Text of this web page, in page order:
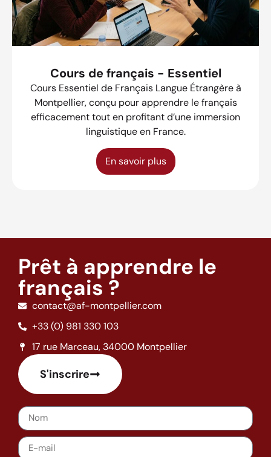
Cours de français - Essentiel
Cours Essentiel de Français Langue Étrangère à
Montpellier, conçu pour apprendre le français
efficacement tout en profitant d’une immersion
linguistique en France.
En savoir plus
Prêt à apprendre le
français ?
contact@af-montpellier.com
+33 (0) 981 330 103
17 rue Marceau, 34000 Montpellier
S'inscrire